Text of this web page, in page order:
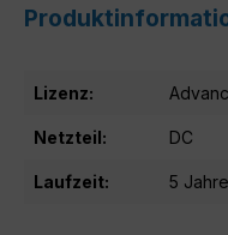
Lizenz:
Netzteil: DC
Laufzeit: 5 Jahre